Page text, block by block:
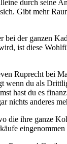
durch seine
Gibt mehr
bei der ganzen
ist diese
Ruprecht bei
wenn du als
hast du es
nichts anderes
die ihre ganze
eingenommen